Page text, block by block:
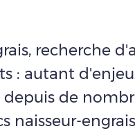
recherche
: autant
de
naisseur-